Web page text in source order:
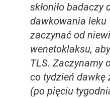
skłoniło
dawkowania leku
zaczynać od
wenetoklaksu,
TLS. Zaczynamy
co tydzień dawkę
(po pięciu